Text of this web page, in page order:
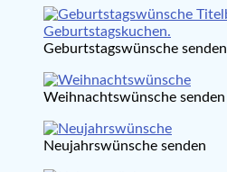
Geburtstagswünsche senden
Weihnachtswünsche senden
Neujahrswünsche senden